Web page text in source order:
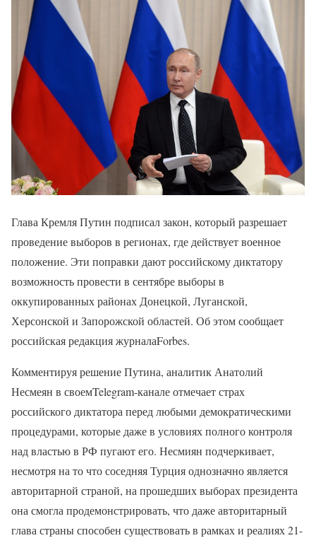
Глава Кремля Путин подписал закон, который разрешает
проведение выборов в регионах, где действует военное
положение. Эти поправки дают российскому диктатору
возможность провести в сентябре выборы в
оккупированных районах Донецкой, Луганской,
Херсонской и Запорожской областей. Об этом сообщает
российская редакция журналаForbes.
Комментируя решение Путина, аналитик Анатолий
Несмеян в своемTelegram-канале отмечает страх
российского диктатора перед любыми демократическими
процедурами, которые даже в условиях полного контроля
над властью в РФ пугают его. Несмиян подчеркивает,
несмотря на то что соседняя Турция однозначно является
авторитарной страной, на прошедших выборах президента
она смогла продемонстрировать, что даже авторитарный
глава страны способен существовать в рамках и реалиях 21-